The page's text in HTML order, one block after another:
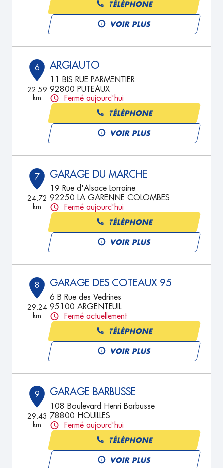
TÉLÉPHONE
VOIR PLUS
6
22.59
km
ARGIAUTO
11 BIS RUE PARMENTIER
92800 PUTEAUX
Fermé aujourd'hui
TÉLÉPHONE
VOIR PLUS
7
24.72
km
GARAGE DU MARCHE
19 Rue d'Alsace Lorraine
92250 LA GARENNE COLOMBES
Fermé aujourd'hui
TÉLÉPHONE
VOIR PLUS
8
29.24
km
GARAGE DES COTEAUX 95
6 B Rue des Vedrines
95100 ARGENTEUIL
Fermé actuellement
TÉLÉPHONE
VOIR PLUS
9
29.43
km
GARAGE BARBUSSE
108 Boulevard Henri Barbusse
78800 HOUILLES
Fermé aujourd'hui
TÉLÉPHONE
VOIR PLUS